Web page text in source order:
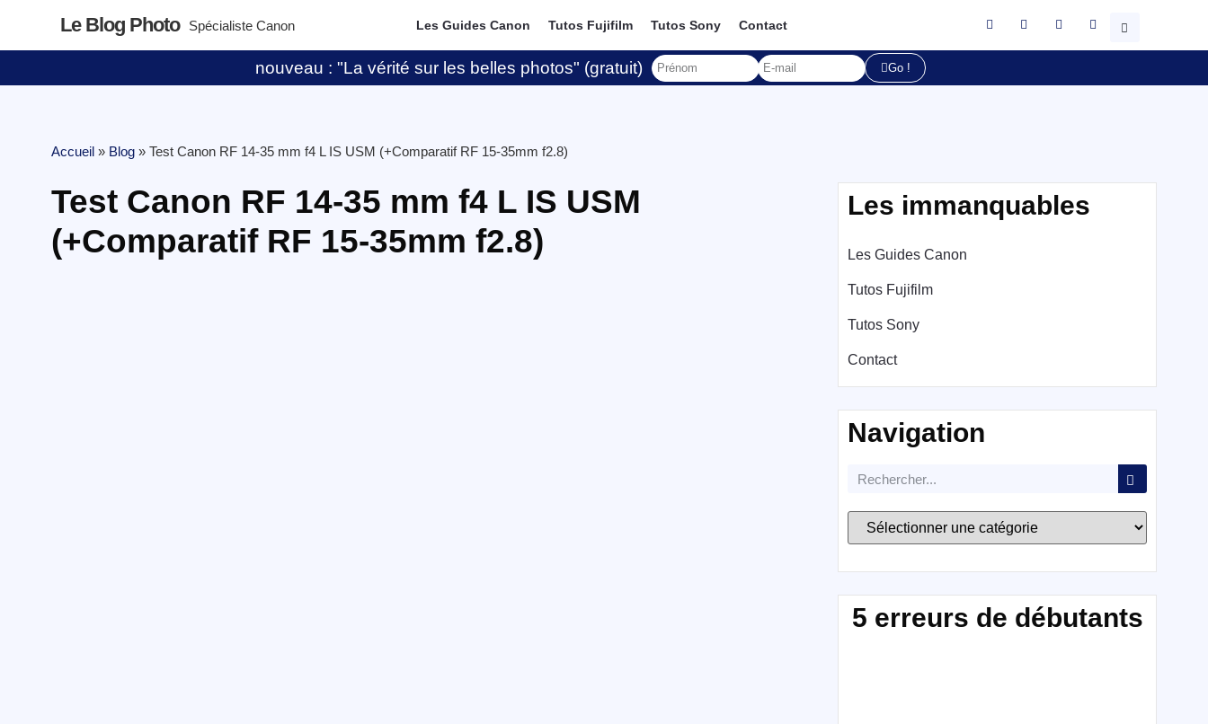
Le Blog Photo Spécialiste Canon Les Guides Canon Tutos Fujifilm Tutos Sony Contact
nouveau : "La vérité sur les belles photos" (gratuit) Go !
Accueil » Blog » Test Canon RF 14-35 mm f4 L IS USM (+Comparatif RF 15-35mm f2.8)
Test Canon RF 14-35 mm f4 L IS USM
(+Comparatif RF 15-35mm f2.8)
Les immanquables
Les Guides Canon
Tutos Fujifilm
Tutos Sony
Contact
Navigation
5 erreurs de débutants